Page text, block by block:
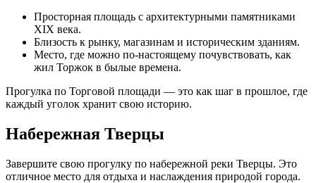
Просторная площадь с архитектурными памятниками
XIX века.
Близость к рынку, магазинам и историческим зданиям.
Место, где можно по-настоящему почувствовать, как
жил Торжок в былые времена.
Прогулка по Торговой площади — это как шаг в прошлое, где
каждый уголок хранит свою историю.
Набережная Тверцы
Завершите свою прогулку по набережной реки Тверцы. Это
отличное место для отдыха и наслаждения природой города.